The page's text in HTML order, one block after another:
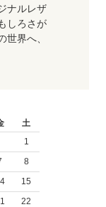
ナルレザ
しろさが
世界へ、
土
1
8
15
22